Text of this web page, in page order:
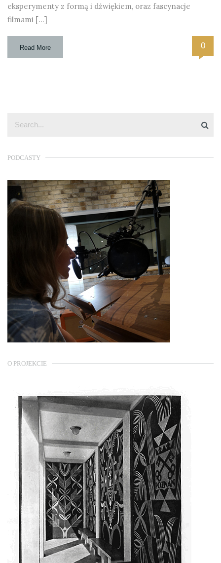
eksperymenty z formą i dźwiękiem, oraz fascynacje
filmami […]
Read More 0
PODCASTY
O PROJEKCIE